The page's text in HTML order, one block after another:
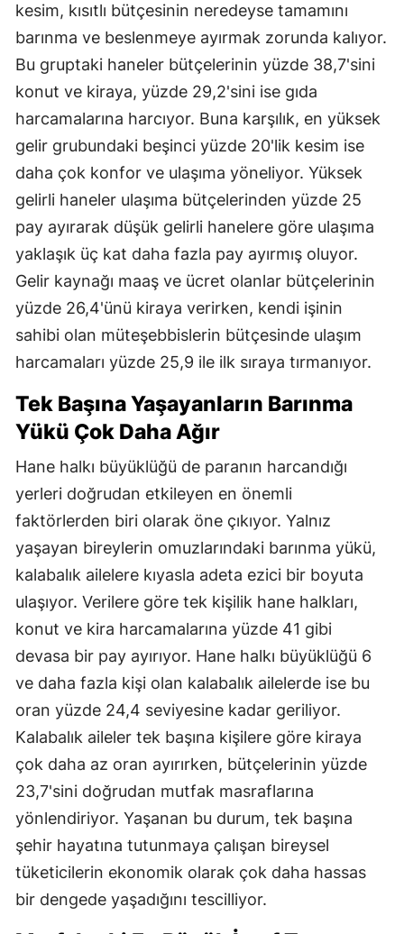
kesim, kısıtlı bütçesinin neredeyse tamamını
barınma ve beslenmeye ayırmak zorunda kalıyor.
Bu gruptaki haneler bütçelerinin yüzde 38,7'sini
konut ve kiraya, yüzde 29,2'sini ise gıda
harcamalarına harcıyor. Buna karşılık, en yüksek
gelir grubundaki beşinci yüzde 20'lik kesim ise
daha çok konfor ve ulaşıma yöneliyor. Yüksek
gelirli haneler ulaşıma bütçelerinden yüzde 25
pay ayırarak düşük gelirli hanelere göre ulaşıma
yaklaşık üç kat daha fazla pay ayırmış oluyor.
Gelir kaynağı maaş ve ücret olanlar bütçelerinin
yüzde 26,4'ünü kiraya verirken, kendi işinin
sahibi olan müteşebbislerin bütçesinde ulaşım
harcamaları yüzde 25,9 ile ilk sıraya tırmanıyor.
Tek Başına Yaşayanların Barınma
Yükü Çok Daha Ağır
Hane halkı büyüklüğü de paranın harcandığı
yerleri doğrudan etkileyen en önemli
faktörlerden biri olarak öne çıkıyor. Yalnız
yaşayan bireylerin omuzlarındaki barınma yükü,
kalabalık ailelere kıyasla adeta ezici bir boyuta
ulaşıyor. Verilere göre tek kişilik hane halkları,
konut ve kira harcamalarına yüzde 41 gibi
devasa bir pay ayırıyor. Hane halkı büyüklüğü 6
ve daha fazla kişi olan kalabalık ailelerde ise bu
oran yüzde 24,4 seviyesine kadar geriliyor.
Kalabalık aileler tek başına kişilere göre kiraya
çok daha az oran ayırırken, bütçelerinin yüzde
23,7'sini doğrudan mutfak masraflarına
yönlendiriyor. Yaşanan bu durum, tek başına
şehir hayatına tutunmaya çalışan bireysel
tüketicilerin ekonomik olarak çok daha hassas
bir dengede yaşadığını tescilliyor.